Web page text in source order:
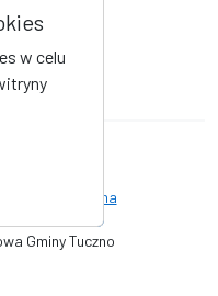
Gminy Tuczno
Strona archiwalna
w celu